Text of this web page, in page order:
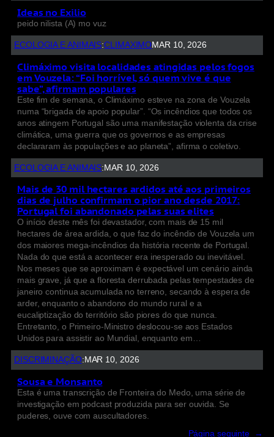
Ideas no Exilio
peido nilista (A) mo vuz
ECOLOGIA E ANIMAIS:CLIMAXIMOMAR 10, 2026
Climáximo visita localidades atingidas pelos fogos
em Vouzela: “Foi horrível, só quem vive é que
sabe”, afirmam populares
Este fim de semana, o Climáximo esteve na zona de Vouzela
numa “brigada de apoio popular”. “Os incêndios que todos os
anos atingem Portugal são uma manifestação violenta da crise
climática, uma guerra que os governos e as empresas
declararam às populações e ao planeta”, afirma o coletivo.
ECOLOGIA E ANIMAIS: MAR 10, 2026
Mais de 30 mil hectares ardidos até aos primeiros
dias de julho confirmam o pior ano desde 2017:
Portugal foi abandonado pelas suas elites
O início deste mês foi devastador, com mais de 15 mil
hectares de área ardida, o que faz do incêndio de Vouzela um
dos maiores mega-incêndios da história recente de Portugal.
Nada do que está a acontecer era inesperado ou inevitável.
Nos meses que se aproximam é expectável um cenário ainda
mais grave, já que a floresta derrubada pelas tempestades de
janeiro continua acumulada no terreno, secando à espera de
arder, enquanto o abandono do mundo rural e a
eucaliptização do território são piores do que nunca.
Entretanto, o Primeiro-Ministro deslocou-se aos Estados
Unidos para assistir ao Mundial, enquanto em…
DISCRIMINAÇÃO: MAR 10, 2026
Sousa e Monsanto
Esta é uma transcrição de Fronteira do Medo, uma série de
investigação em podcast produzida para ser ouvida. Se
puderes, ouve com auscultadores.
Página seguinte →